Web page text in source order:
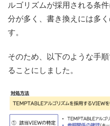
ルゴリズムが採用される条
分が多く、書き換えには多
す。
そのため、以下のような手
ることにしました。